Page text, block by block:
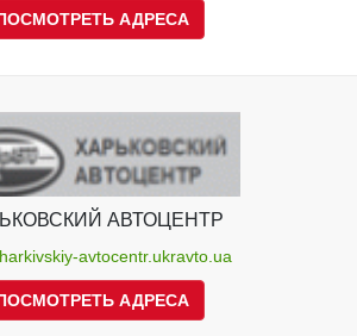
АДРЕСА
АВТОЦЕНТР
avtocentr.ukravto.ua
АДРЕСА